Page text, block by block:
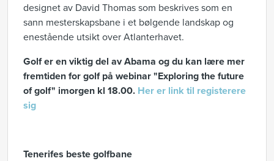
designet av David Thomas som beskrives som en
sann mesterskapsbane i et bølgende landskap og
enestående utsikt over Atlanterhavet.
Golf er en viktig del av Abama og du kan lære mer
fremtiden for golf på webinar "Exploring the future
of golf" imorgen kl 18.00. Her er link til registerere
sig
Tenerifes beste golfbane